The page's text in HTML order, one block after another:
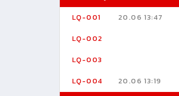
LQ-001
20.06 13:47
LQ-002
LQ-003
LQ-004 20.06 13:19